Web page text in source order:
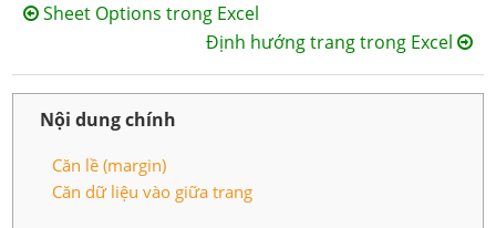
Sheet Options trong Excel
Định hướng trang trong Excel
Nội dung chính
Căn lề (margin)
Căn dữ liệu vào giữa trang